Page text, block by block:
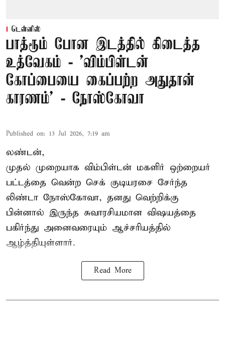
டென்னிஸ்
பாத்ரூம் போன இடத்தில் கிடைத்த
உத்வேகம் - ’விம்பிள்டன்
கோப்பையை கைப்பற்ற அதுதான்
காரணம்’ - நோஸ்கோவா
Published on: 13 Jul 2026, 7:19 am
லண்டன்,
முதல் முறையாக விம்பிள்டன் மகளிர் ஒற்றையர்
பட்டத்தை வென்ற செக் குடியரசை சேர்ந்த
லிண்டா நோஸ்கோவா, தனது வெற்றிக்கு
பின்னால் இருந்த சுவாரசியமான விஷயத்தை
பகிர்ந்து அனைவரையும் ஆச்சரியத்தில்
ஆழ்த்தியுள்ளார்.
Read More